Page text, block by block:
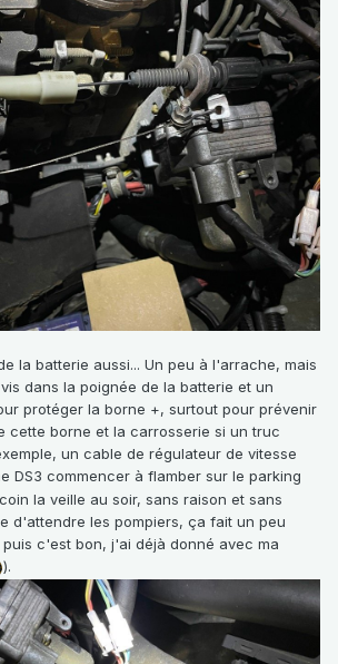
la batterie aussi... Un peu à l'arrache, mais
dans la poignée de la batterie et un
protéger la borne +, surtout pour prévenir
cette borne et la carrosserie si un truc
un cable de régulateur de vitesse
DS3 commencer à flamber sur le parking
la veille au soir, sans raison et sans
d'attendre les pompiers, ça fait un peu
c'est bon, j'ai déjà donné avec ma
).